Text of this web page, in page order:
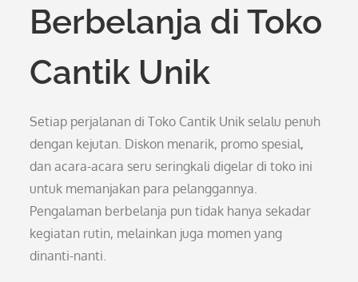
Berbelanja di Toko
Cantik Unik
Setiap perjalanan di Toko Cantik Unik selalu penuh
dengan kejutan. Diskon menarik, promo spesial,
dan acara-acara seru seringkali digelar di toko ini
untuk memanjakan para pelanggannya.
Pengalaman berbelanja pun tidak hanya sekadar
kegiatan rutin, melainkan juga momen yang
dinanti-nanti.